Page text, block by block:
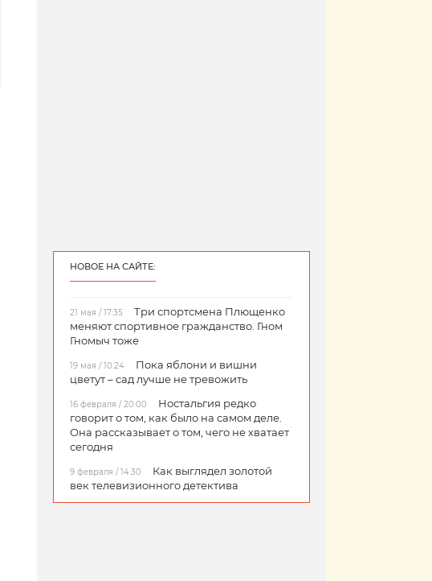
НОВОЕ НА САЙТЕ:
21 мая / 17:35
Три спортсмена Плющенко
меняют спортивное гражданство. Гном
Гномыч тоже
19 мая / 10:24
Пока яблони и вишни
цветут – сад лучше не тревожить
16 февраля / 20:00
Ностальгия редко
говорит о том, как было на самом деле.
Она рассказывает о том, чего не хватает
сегодня
9 февраля / 14:30
Как выглядел золотой
век телевизионного детектива